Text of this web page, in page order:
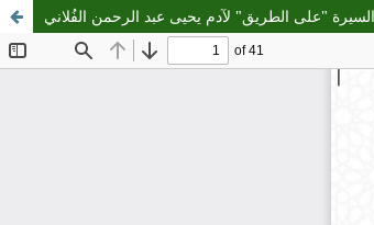
السيرة "على الطريق" لآدم يحيى عبد الرحمن الفُلاني